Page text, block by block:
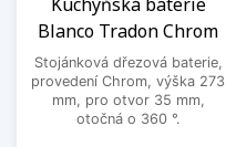
Blanco Tradon Chrom
Stojánková dřezová baterie,
provedení Chrom, výška 273
mm, pro otvor 35 mm,
otočná o 360 °.